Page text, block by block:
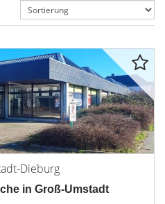
Dieburg
in Groß-Umstadt